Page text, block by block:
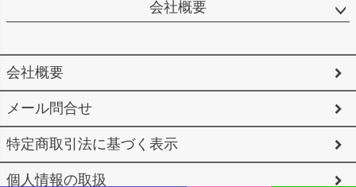
会社概要
会社概要
メール問合せ
特定商取引法に基づく表示
個人情報の取扱